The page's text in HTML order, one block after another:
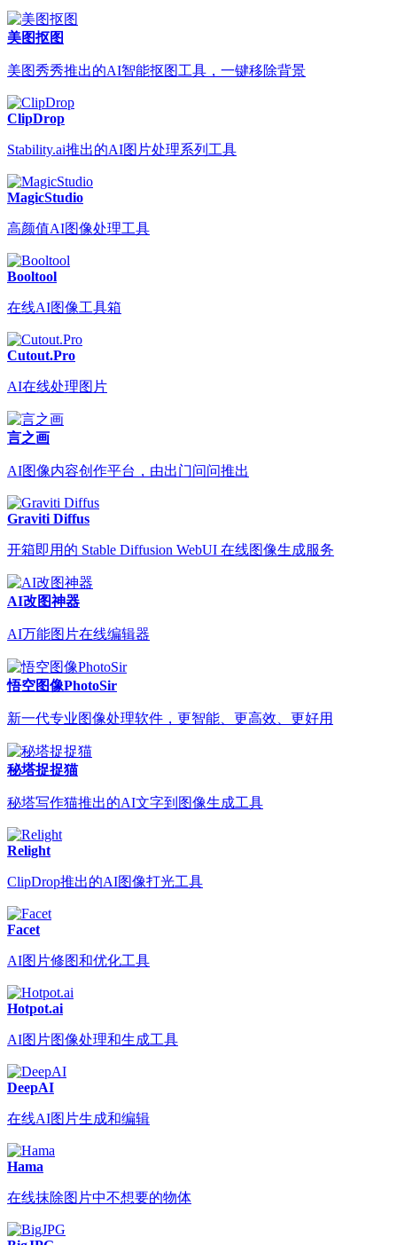
美图抠图
美图秀秀推出的AI智能抠图工具，一键移除背景
ClipDrop
Stability.ai推出的AI图片处理系列工具
MagicStudio
高颜值AI图像处理工具
Booltool
在线AI图像工具箱
Cutout.Pro
AI在线处理图片
言之画
AI图像内容创作平台，由出门问问推出
Graviti Diffus
开箱即用的 Stable Diffusion WebUI 在线图像生成服务
AI改图神器
AI万能图片在线编辑器
悟空图像PhotoSir
新一代专业图像处理软件，更智能、更高效、更好用
秘塔捉捉猫
秘塔写作猫推出的AI文字到图像生成工具
Relight
ClipDrop推出的AI图像打光工具
Facet
AI图片修图和优化工具
Hotpot.ai
AI图片图像处理和生成工具
DeepAI
在线AI图片生成和编辑
Hama
在线抹除图片中不想要的物体